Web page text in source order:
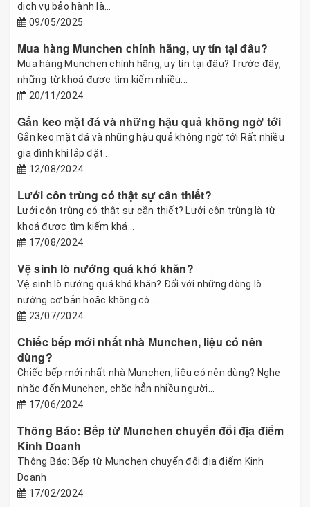
dịch vụ bảo hành là...
09/05/2025
Mua hàng Munchen chính hãng, uy tín tại đâu?
Mua hàng Munchen chính hãng, uy tín tại đâu? Trước đây,
những từ khoá được tìm kiếm nhiều...
20/11/2024
Gắn keo mặt đá và những hậu quả không ngờ tới
Gắn keo mặt đá và những hậu quả không ngờ tới Rất nhiều
gia đình khi lắp đặt...
12/08/2024
Lưới côn trùng có thật sự cần thiết?
Lưới côn trùng có thật sự cần thiết? Lưới côn trùng là từ
khoá được tìm kiếm khá...
17/08/2024
Vệ sinh lò nướng quá khó khăn?
Vệ sinh lò nướng quá khó khăn? Đối với những dòng lò
nướng cơ bản hoăc không có...
23/07/2024
Chiếc bếp mới nhất nhà Munchen, liệu có nên
dùng?
Chiếc bếp mới nhất nhà Munchen, liệu có nên dùng? Nghe
nhắc đến Munchen, chắc hẳn nhiều người...
17/06/2024
Thông Báo: Bếp từ Munchen chuyển đổi địa điểm
Kinh Doanh
Thông Báo: Bếp từ Munchen chuyển đổi địa điểm Kinh
Doanh
17/02/2024